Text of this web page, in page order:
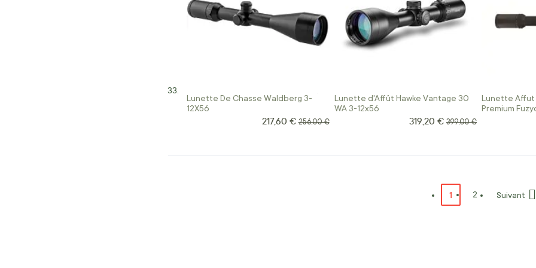
Lunette De Chasse Waldberg 3-
12X56
Prix Spécial
217,60 € Prix normal
256,00 €
Lunette d'Affût Hawke Vantage 30
WA 3-12x56
Prix Spécial
319,20 € Prix normal
399,00 €
Lunette Affut
Premium
Vous lisez
1 Page
2
Suivant